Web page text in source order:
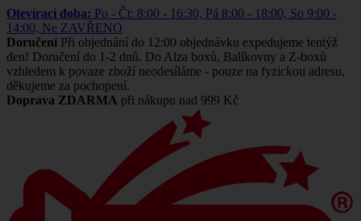
Otevírací doba: Po - Čt: 8:00 - 16:30, Pá 8:00 - 18:00, So 9:00 -
14:00, Ne ZAVŘENO
Doručení Při objednání do 12:00 objednávku expedujeme tentýž
den! Doručení do 1-2 dnů. Do Alza boxů, Balíkovny a Z-boxů
vzhledem k povaze zboží neodesíláme - pouze na fyzickou adresu,
děkujeme za pochopení.
Doprava ZDARMA při nákupu nad 999 Kč